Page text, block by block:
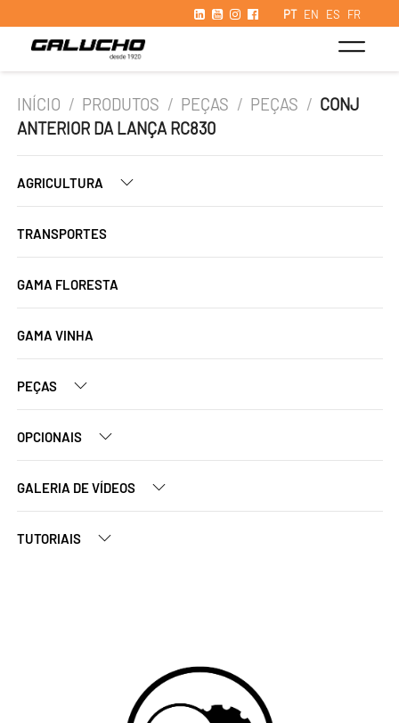
PT EN ES FR
INÍCIO / PRODUTOS / PEÇAS / PEÇAS / CONJ
ANTERIOR DA LANÇA RC830
AGRICULTURA
TRANSPORTES
GAMA FLORESTA
GAMA VINHA
PEÇAS
OPCIONAIS
GALERIA DE VÍDEOS
TUTORIAIS